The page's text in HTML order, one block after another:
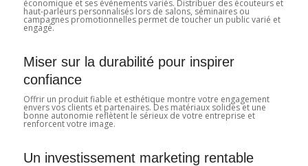
économique et ses événements variés. Distribuer des écouteurs et
haut-parleurs personnalisés lors de salons, séminaires ou
campagnes promotionnelles permet de toucher un public varié et
engagé.
Miser sur la durabilité pour inspirer
confiance
Offrir un produit fiable et esthétique montre votre engagement
envers vos clients et partenaires. Des matériaux solides et une
bonne autonomie reflètent le sérieux de votre entreprise et
renforcent votre image.
Un investissement marketing rentable